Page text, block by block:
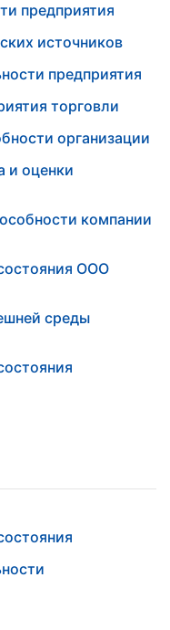
предприятия
источников
предприятия
торговли
организации
и оценки
компании
ООО
среды